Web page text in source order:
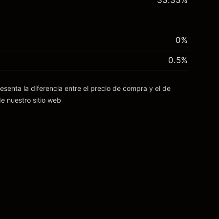
0%
0.5%
la diferencia entre el precio de compra y el de
nuestro sitio web